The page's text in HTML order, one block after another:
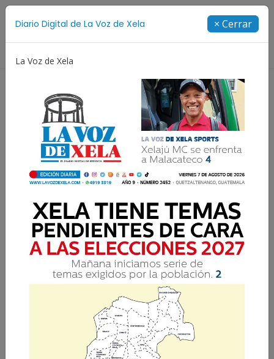
Diario Digital de La Voz de Xela × Cerrar
La Voz de Xela
Escasez de parqueos
públicos
En Quetzaltenango, cada vez son menos los
parqueos públicos, convirtiéndose en un
problema diario para quienes demandan este
Vilma del Rosario Xicará 16 Abril 2026 15:03